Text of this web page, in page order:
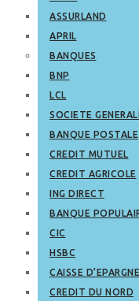
ASSURLAND
APRIL
BANQUES
BNP
LCL
SOCIETE
BANQUE POSTALE
CREDIT MUTUEL
CREDIT AGRICOLE
ING DIRECT
BANQUE
CIC
HSBC
CAISSE D’EPARGNE
CREDIT DU NORD